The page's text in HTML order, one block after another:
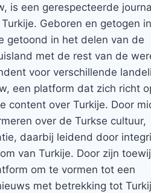
is een gerespecteerde
Geboren en getogen
getoond in het delen van de
met de rest van de
voor verschillende
een platform dat zich richt
content over Turkije. Door
over de Turkse cultuur,
daarbij leidend door
van Turkije. Door zijn
om te vormen tot een
met betrekking tot